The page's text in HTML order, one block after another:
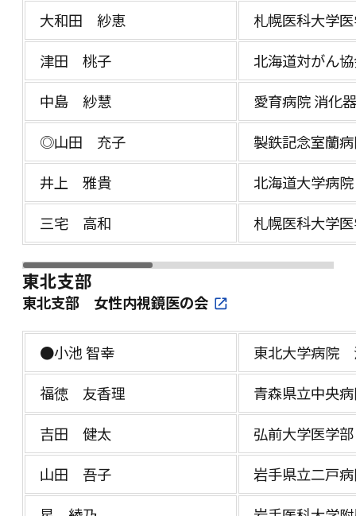
大和田 紗恵
札幌医科大学
津田 桃子
北海道対がん
中島 紗慧
愛育病院 消化
◎山田 充子
製鉄記念室蘭
井上 雅貴
北海道大学病
三宅 高和
札幌医科大学
東北支部
東北支部 女性内視鏡医の会
●小池 智幸
東北大学病院
福徳 友香理
青森県立中央
吉田 健太
弘前大学医学
山田 吾子
岩手県立二戸